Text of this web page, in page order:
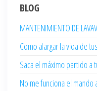
BLOG
MANTENIMIENTO DE
Como alargar la vida de
Saca el máximo partido a
No me funciona el mando